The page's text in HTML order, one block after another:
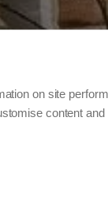
on site
content and